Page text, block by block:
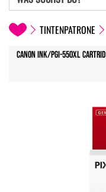
TINTENPATRONE
Canon Ink/PGI-550XL